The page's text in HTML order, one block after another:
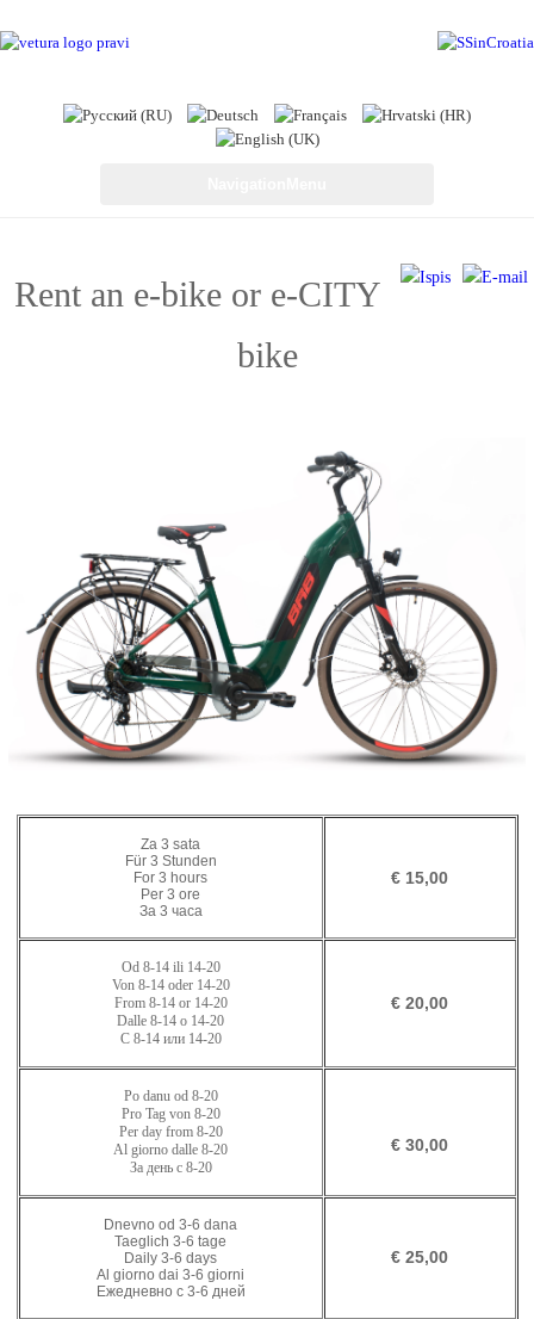
Rent an e-bike or e-CITY
bike
Za 3 sata
Für 3 Stunden
For 3 hours
Per 3 ore
За 3 часа
€ 15,00
Od 8-14ili 14-20
Von 8-14 oder 14-20
From 8-14 or 14-20
Dalle 8-14 o 14-20
С 8-14 или 14-20
€ 20,00
Po danu od 8-20
Pro Tag von 8-20
Per day from 8-20
Al giorno dalle 8-20
За день с 8-20
€ 30,00
Dnevno od 3-6 dana
Taeglich 3-6 tage
Daily 3-6 days
Al giorno dai 3-6 giorni
Ежедневно с 3-6 дней
€ 25,00